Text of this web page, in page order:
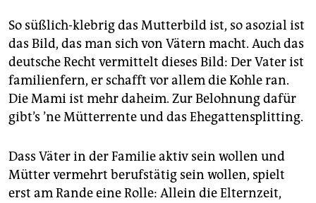
So süßlich-klebrig das Mutterbild ist, so asozial ist
das Bild, das man sich von Vätern macht. Auch das
deutsche Recht vermittelt dieses Bild: Der Vater ist
familienfern, er schafft vor allem die Kohle ran.
Die Mami ist mehr daheim. Zur Belohnung dafür
gibt’s ’ne Mütterrente und das Ehegattensplitting.
Dass Väter in der Familie aktiv sein wollen und
Mütter vermehrt berufstätig sein wollen, spielt
erst am Rande eine Rolle: Allein die Elternzeit,